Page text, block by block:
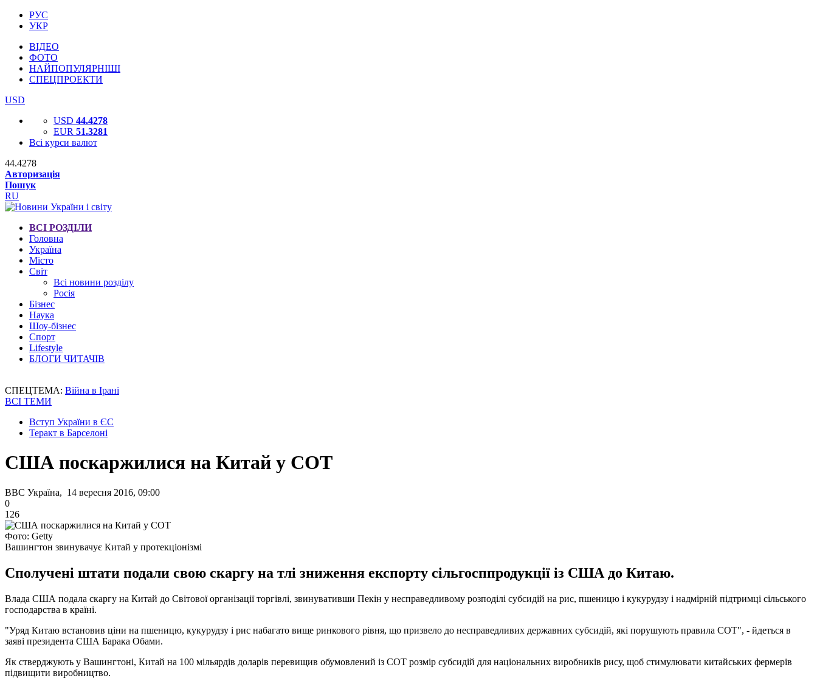
РУС
УКР
ВІДЕО
ФОТО
НАЙПОПУЛЯРНІШІ
СПЕЦПРОЕКТИ
USD
USD 44.4278
EUR 51.3281
Всі курси валют
44.4278
Авторизація
Пошук
RU
ВСІ РОЗДІЛИ
Головна
Україна
Місто
Світ
Всі новини розділу
Росія
Бізнес
Наука
Шоу-бізнес
Спорт
Lifestyle
БЛОГИ ЧИТАЧІВ
СПЕЦТЕМА: Війна в Ірані
ВСІ ТЕМИ
Вступ України в ЄС
Теракт в Барселоні
США поскаржилися на Китай у СОТ
BBC Україна, 14 вересня 2016, 09:00
0
126
Фото: Getty
Вашингтон звинувачує Китай у протекціонізмі
Сполучені штати подали свою скаргу на тлі зниження експорту сільгосппродукції із США до Китаю.
Влада США подала скаргу на Китай до Світової організації торгівлі, звинувативши Пекін у несправедливому розподілі субсидій на рис, пшеницю і кукурудзу і надмірній підтримці сільського
господарства в країні.
"Уряд Китаю встановив ціни на пшеницю, кукурудзу і рис набагато вище ринкового рівня, що призвело до несправедливих державних субсидій, які порушують правила СОТ", - йдеться в
заяві президента США Барака Обами.
Як стверджують у Вашингтоні, Китай на 100 мільярдів доларів перевищив обумовлений із СОТ розмір субсидій для національних виробників рису, щоб стимулювати китайських фермерів
підвищити виробництво.